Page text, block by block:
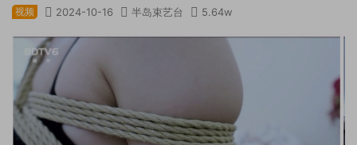
视频 2024-10-16 半岛束艺台 5.64w